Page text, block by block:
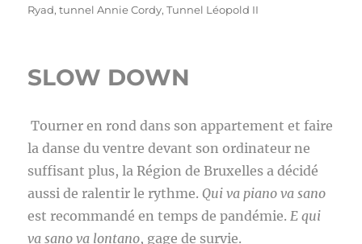
Ryad,tunnel Annie Cordy,Tunnel Léopold II
SLOW DOWN
Tourner en rond dans son appartement et faire
la danse du ventre devant son ordinateur ne
suffisant plus, la Région de Bruxelles a décidé
aussi de ralentir le rythme.Qui va piano va sano
est recommandé en temps de pandémie.E qui
va sano va lontano, gage de survie.